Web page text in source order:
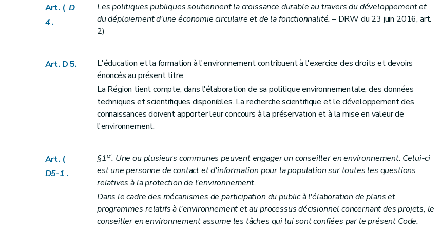
Art. D2014
Chapitre III Information active
Section première
Art. D2016
Art. D2017
Section 2 Exceptions
Art. D2018
Initiation à l'environnement
Art. D 23
Art. D 24
Art. D 25
Art. D 26
Art. D 27
Art. ( D
4 .
Les politiques publiques soutiennent la croissance durable au travers du développement et
du déploiement d'une économie circulaire et de la fonctionnalité. – DRW du 23 juin 2016, art.
2)
Art. D 5.
L'éducation et la formation à l'environnement contribuent à l'exercice des droits et devoirs
énoncés au présent titre.
La Région tient compte, dans l'élaboration de sa politique environnementale, des données
techniques et scientifiques disponibles. La recherche scientifique et le développement des
connaissances doivent apporter leur concours à la préservation et à la mise en valeur de
l'environnement.
Art. (
D5-1 .
§1er. Une ou plusieurs communes peuvent engager un conseiller en environnement. Celui-ci
est une personne de contact et d'information pour la population sur toutes les questions
relatives à la protection de l'environnement.
Dans le cadre des mécanismes de participation du public à l'élaboration de plans et
programmes relatifs à l'environnement et au processus décisionnel concernant des projets, le
conseiller en environnement assume les tâches qui lui sont confiées par le présent Code.